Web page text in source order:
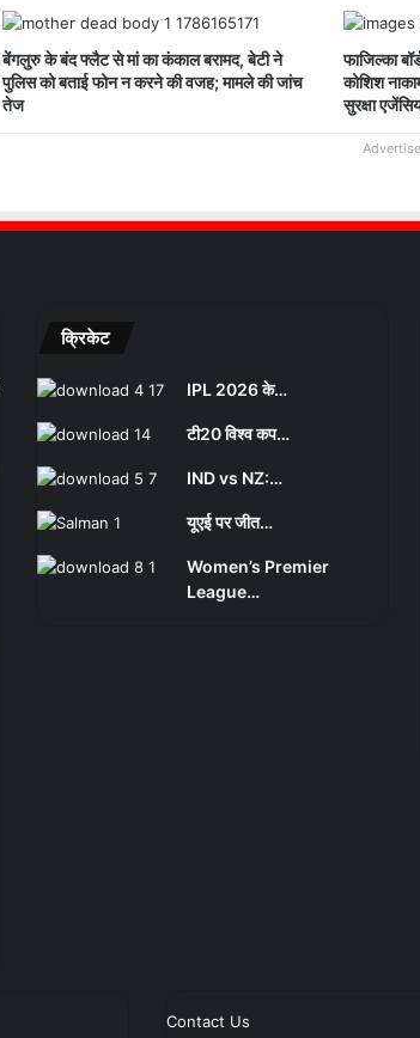
बेंगलुरु के बंद फ्लैट से मां का कंकाल बरामद, बेटी ने
पुलिस को बताई फोन न करने की वजह; मामले की जांच
तेज
फाजिल्का
कोशिश
सुरक्षा
क्रिकेट
IPL 2026 के…
टी20 विश्व कप…
IND vs NZ:…
यूएई पर जीत…
Women’s Premier
League…
Contact Us